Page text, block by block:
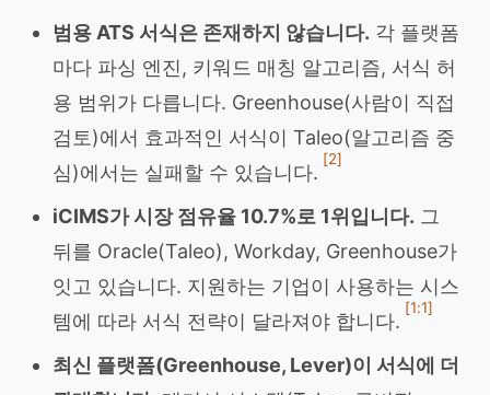
범용 ATS 서식은 존재하지 않습니다. 각 플랫폼
마다 파싱 엔진, 키워드 매칭 알고리즘, 서식 허
용 범위가 다릅니다. Greenhouse(사람이 직접
검토)에서 효과적인 서식이 Taleo(알고리즘 중
심)에서는 실패할 수 있습니다.
[2]
iCIMS가 시장 점유율 10.7%로 1위입니다. 그
뒤를 Oracle(Taleo), Workday, Greenhouse가
잇고 있습니다. 지원하는 기업이 사용하는 시스
템에 따라 서식 전략이 달라져야 합니다.
[1:1]
최신 플랫폼(Greenhouse, Lever)이 서식에 더